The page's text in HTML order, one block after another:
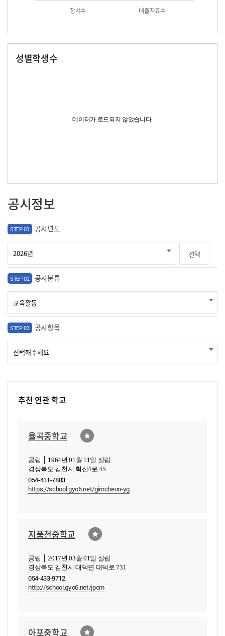
장서수 대출자료수
성별학생수
데이터가 로드되지 않았습니다.
공시정보
STEP 01 공시년도
선택
STEP 02 공시분류
STEP 03 공시항목
추천 연관 학교
율곡중학교
공립 │ 1964년 01월 11일 설립
경상북도 김천시 혁신4로 45
054-431-7883
https://school.gyo6.net/gimcheon-yg
지품천중학교
공립 │ 2017년 03월 01일 설립
경상북도 김천시 대덕면 대덕로 731
054-433-9712
http://school.gyo6.net/jpcm
아포중학교